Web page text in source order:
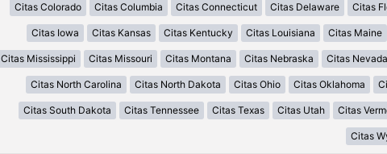
Citas Colorado Citas Columbia Citas Connecticut Citas Delaware Citas
Citas Iowa Citas Kansas Citas Kentucky Citas Louisiana Citas Maine
Citas Mississippi Citas Missouri Citas Montana Citas Nebraska Citas Nevada
Citas North Carolina Citas North Dakota Citas Ohio Citas Oklahoma
Citas South Dakota Citas Tennessee Citas Texas Citas Utah Citas
Citas